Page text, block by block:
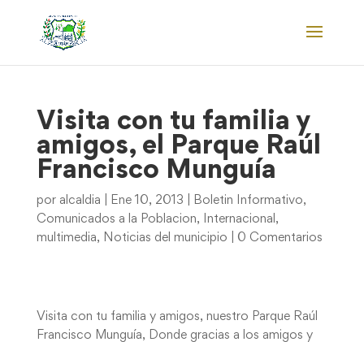
Visita con tu familia y
amigos, el Parque Raúl
Francisco Munguía
por alcaldia Ene 10, 2013 Boletin Informativo,
Comunicados a la Poblacion, Internacional ,
multimedia, Noticias del municipio 0 Comentarios
Visita con tu familia y amigos, nuestro Parque Raúl
Francisco Munguía, Donde gracias a los amigos y